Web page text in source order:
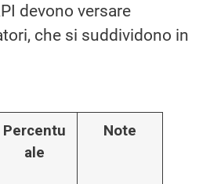
devono versare
che si suddividono in
Percentu
ale
Note